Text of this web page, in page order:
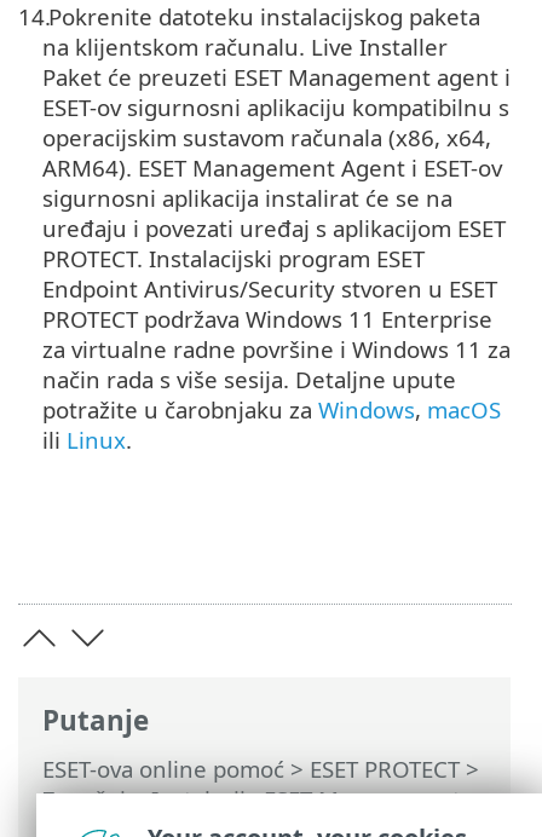
Putanje
ESET-ova online pomoć>ESET PROTECT>
Započni>Instalacija ESET Management
agenta> Lokalna instalacija> Stvaranje
14.Pokrenite datoteku instalacijskog paketa
na klijentskom računalu. Live Installer‎
Paket će preuzeti ESET Management agent i
ESET-ov sigurnosni aplikaciju kompatibilnu s
operacijskim sustavom računala (‎x86‎, ‎x64‎,
‎ARM64‎). ESET Management Agent i ESET-ov
sigurnosni aplikacija instalirat će se na
uređaju i povezati uređaj s aplikacijom ESET
PROTECT. Instalacijski program ESET
Endpoint Antivirus/Security stvoren u ESET
PROTECT podržava Windows 11 Enterprise
za virtualne radne površine i Windows 11 za
način rada s više sesija. Detaljne upute
potražite u čarobnjaku za Windows, macOS
ili Linux.